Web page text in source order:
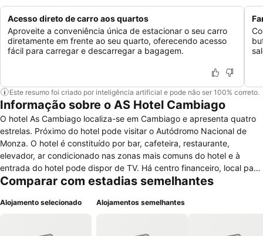
Acesso direto de carro aos quartos
Aproveite a conveniência única de estacionar o seu carro
diretamente em frente ao seu quarto, oferecendo acesso
fácil para carregar e descarregar a bagagem.
Este resumo foi criado por inteligência artificial e pode não ser 100% correto.
Informação sobre o AS Hotel Cambiago
O hotel As Cambiago localiza-se em Cambiago e apresenta quatro
estrelas. Próximo do hotel pode visitar o Autódromo Nacional de
Monza. O hotel é constituído por bar, cafeteira, restaurante,
elevador, ar condicionado nas zonas mais comuns do hotel e à
entrada do hotel pode dispor de TV. Há centro financeiro, local para
exposições, parque de estacionamento que pode usufruir de forma
de instalações de lazer pode desfrutar de academia de ginástica,
Comparar com estadias semelhantes
Alojamento selecionado Alojamentos semelhantes